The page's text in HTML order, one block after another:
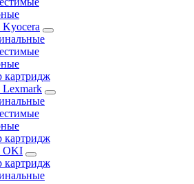
картридж
картридж
OKI
картридж